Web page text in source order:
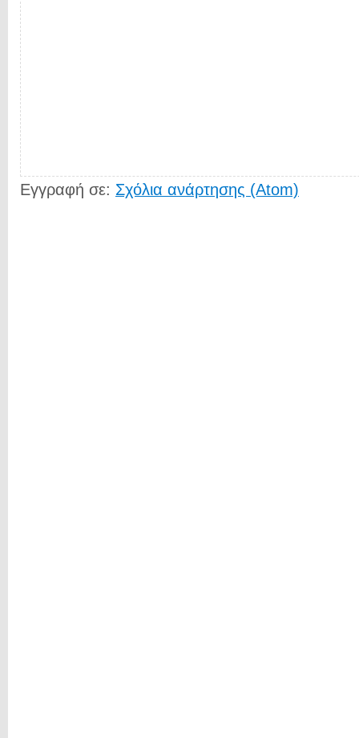
Εγγραφή σε: Σχόλια ανάρτησης (Atom)